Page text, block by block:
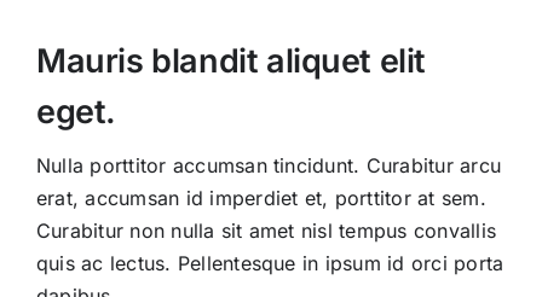
Mauris blandit aliquet elit
eget.
Nulla porttitor accumsan tincidunt. Curabitur arcu
erat, accumsan id imperdiet et, porttitor at sem.
Curabitur non nulla sit amet nisl tempus convallis
quis ac lectus. Pellentesque in ipsum id orci porta